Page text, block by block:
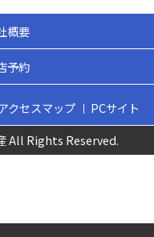
概要
予約
クセスマップ
PCサイト
All Rights Reserved.